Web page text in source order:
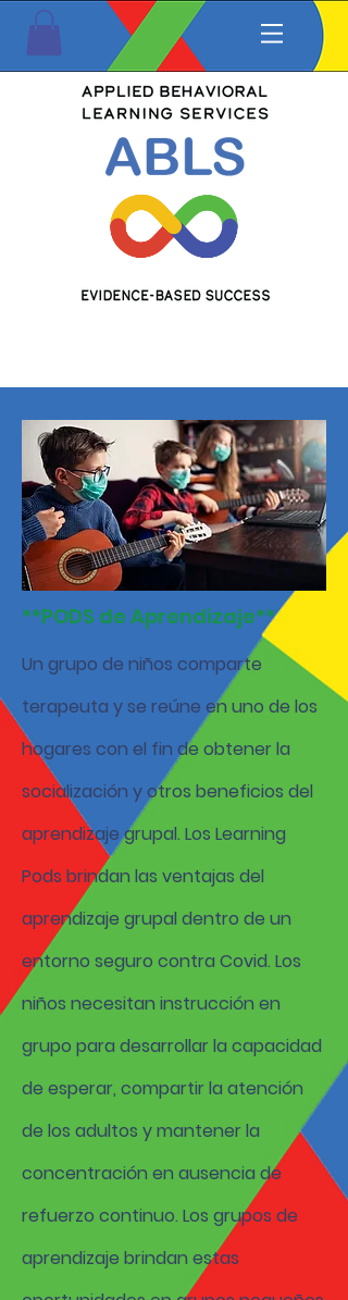
**PODS de Aprendizaje**
Un grupo de niños comparte
terapeuta y se reúne en uno de los
hogares con el fin de obtener la
socialización y otros beneficios del
aprendizaje grupal. Los Learning
Pods brindan las ventajas del
aprendizaje grupal dentro de un
entorno seguro contra Covid. Los
niños necesitan instrucción en
grupo para desarrollar la capacidad
de esperar, compartir la atención
de los adultos y mantener la
concentración en ausencia de
refuerzo continuo. Los grupos de
aprendizaje brindan estas